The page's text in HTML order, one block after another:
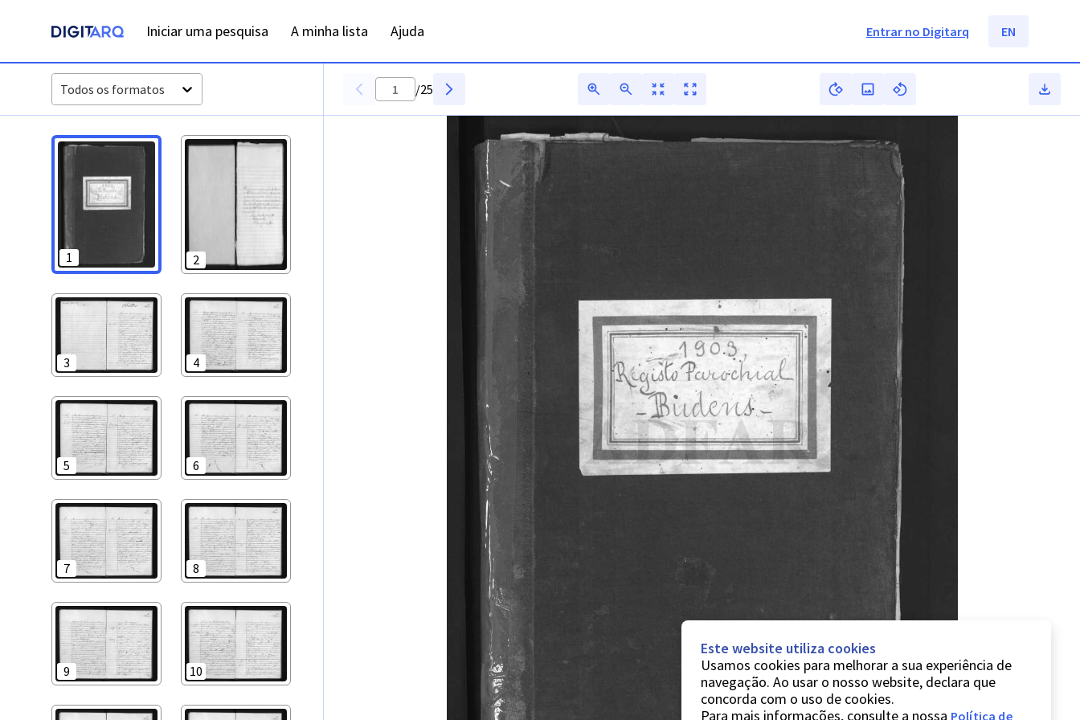
Iniciar uma pesquisa A minha lista Ajuda Entrar no Digitarq EN
Todos os formatos
1 2
3 4
5 6
7 8
9 10
/25
Este website utiliza cookies
Usamos cookies para melhorar a sua experiência de
navegação. Ao usar o nosso website, declara que
concorda com o uso de cookies.
Para mais informações, consulte a nossa Política de